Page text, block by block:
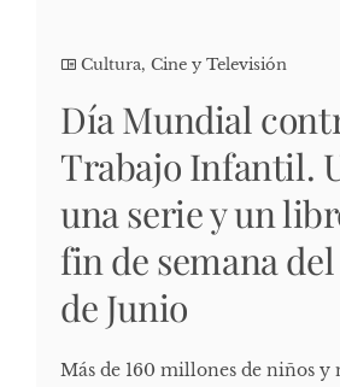
Cultura, Cine y Televisión
Día Mundial
Trabajo Infantil.
una serie y un
fin de semana del
de Junio
Más de 160 millones de niños y